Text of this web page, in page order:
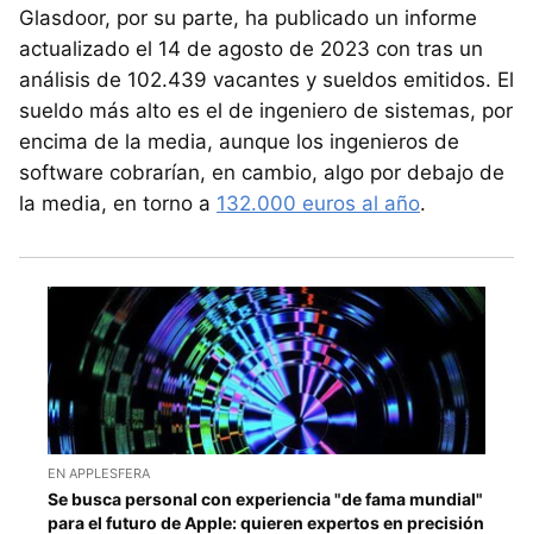
Glasdoor, por su parte, ha publicado un informe
actualizado el 14 de agosto de 2023 con tras un
análisis de 102.439 vacantes y sueldos emitidos. El
sueldo más alto es el de ingeniero de sistemas, por
encima de la media, aunque los ingenieros de
software cobrarían, en cambio, algo por debajo de
la media, en torno a 132.000 euros al año.
EN APPLESFERA
Se busca personal con experiencia "de fama mundial"
para el futuro de Apple: quieren expertos en precisión